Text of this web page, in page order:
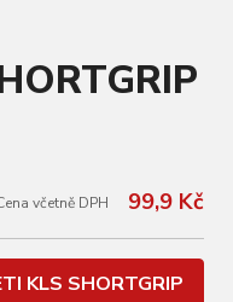
včetně DPH 99,9 Kč
KLS SHORTGRIP